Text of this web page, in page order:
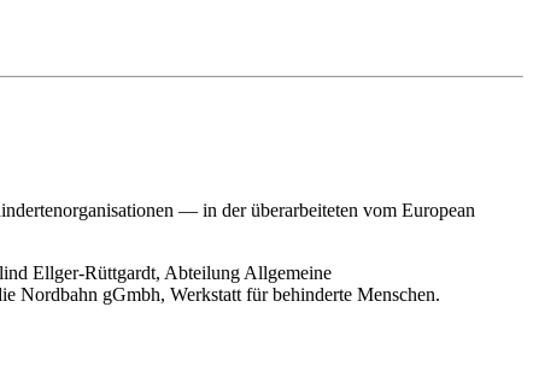
— in der überarbeiteten vom European
Ellger-Rüttgardt, Abteilung Allgemeine
Nordbahn gGmbh, Werkstatt für behinderte Menschen.